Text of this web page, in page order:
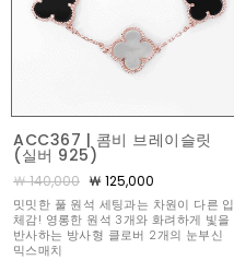
ACC367 | 콤비 브레이슬릿
(실버 925)
￦ 140,000 ￦ 125,000
밋밋한 풀 원석 세팅과는 차원이 다른 입
체감! 영롱한 원석 3개와 화려하게 빛을
반사하는 방사형 클로버 2개의 눈부신
믹스매치